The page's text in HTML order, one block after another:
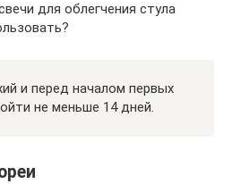
для облегчения стула
и перед началом первых
не меньше 14 дней.